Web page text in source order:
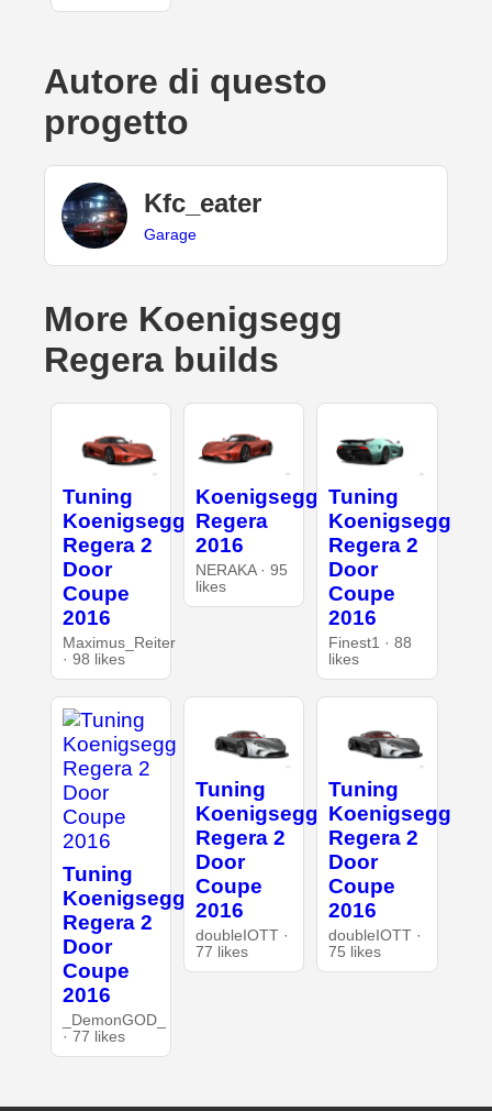
Autore di questo
progetto
Kfc_eater
Garage
More Koenigsegg
Regera builds
Tuning
Koenigsegg
Regera 2
Door
Coupe
2016
Maximus_Reiter
· 98 likes
Koenigsegg
Regera
2016
NERAKA · 95
likes
Tuning
Koenigsegg
Regera 2
Door
Coupe
2016
Finest1 · 88
likes
Tuning
Koenigsegg
Regera 2
Door
Coupe
2016
_DemonGOD_
· 77 likes
Tuning
Koenigsegg
Regera 2
Door
Coupe
2016
doubleIOTT ·
77 likes
Tuning
Koenigsegg
Regera 2
Door
Coupe
2016
doubleIOTT ·
75 likes